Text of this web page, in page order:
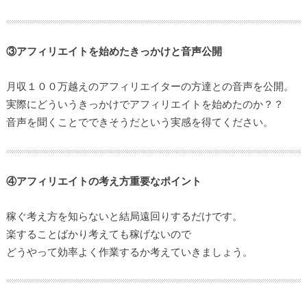
③アフィリエイトを始めたきっかけと音声公開
月収１００万越えのアフィリエイターの方達との音声を公開。
実際にどういうきっかけでアフィリエイトを始めたのか？？
音声を聞くことでできそうだという実感を得てください。
④アフィリエイトの考え方重要なポイント
稼ぐ考え方を知らないと結局遠回りするだけです。
楽することばかり考えても稼げないので
どうやって効率よく作業するか考えていきましょう。